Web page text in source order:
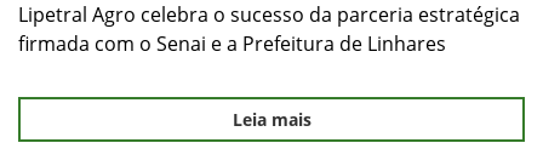
Lipetral Agro celebra o sucesso da parceria estratégica
firmada com o Senai e a Prefeitura de Linhares
Leia mais